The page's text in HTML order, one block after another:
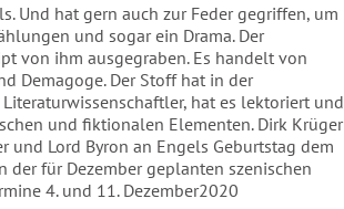
Und hat gern auch zur Feder gegriffen, um
und sogar ein Drama. Der
von ihm ausgegraben. Es handelt von
Demagoge. Der Stoff hat in der
hat es lektoriert und
und fiktionalen Elementen. Dirk Krüger
und Lord Byron an Engels Geburtstag dem
der für Dezember geplanten szenischen
4. und 11. Dezember2020